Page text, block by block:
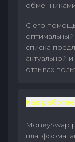
С его
списка
актуальной
отзывах
Как
MoneySwap
платформа,